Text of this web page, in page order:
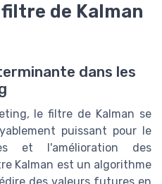
de Kalman
dans les
le filtre de Kalman se
puissant pour le
et l'amélioration des
Kalman est un algorithme